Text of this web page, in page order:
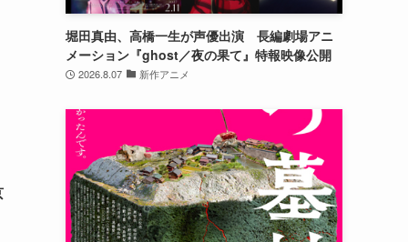
堀田真由、高橋一生が声優出演 長編劇場アニ
メーション『ghost／夜の果て』特報映像公開
2026.8.07 新作アニメ